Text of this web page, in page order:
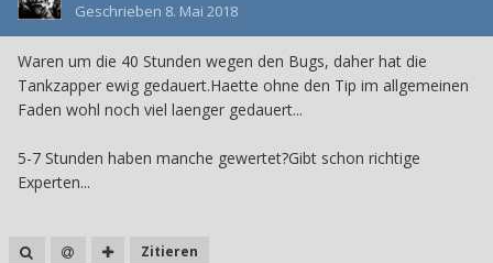
Geschrieben 8. Mai 2018
Waren um die 40 Stunden wegen den Bugs, daher hat die
Tankzapper ewig gedauert.Haette ohne den Tip im allgemeinen
Faden wohl noch viel laenger gedauert...
5-7 Stunden haben manche gewertet?Gibt schon richtige
Experten...
Zitieren